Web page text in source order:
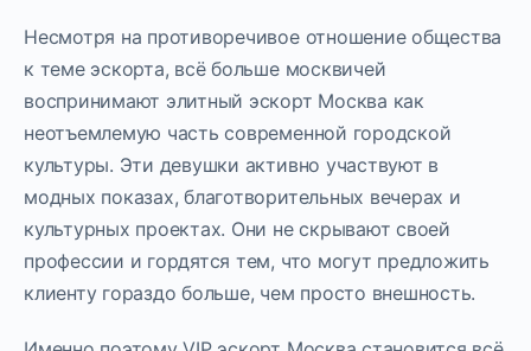
Несмотря на противоречивое отношение общества
к теме эскорта, всё больше москвичей
воспринимают элитный эскорт Москва как
неотъемлемую часть современной городской
культуры. Эти девушки активно участвуют в
модных показах, благотворительных вечерах и
культурных проектах. Они не скрывают своей
профессии и гордятся тем, что могут предложить
клиенту гораздо больше, чем просто внешность.